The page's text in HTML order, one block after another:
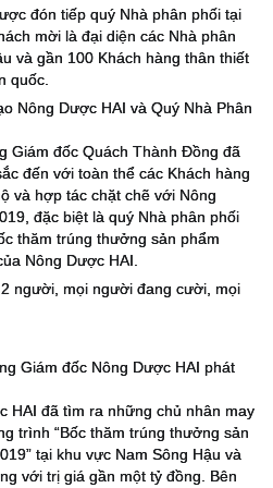
đón tiếp quý Nhà phân phối tại
mời là đại diện các Nhà phân
và gần 100 Khách hàng thân thiết
quốc.
Nông Dược HAI và Quý Nhà Phân
Giám đốc Quách Thành Đồng đã
đến với toàn thể các Khách hàng
và hợp tác chặt chẽ với Nông
đặc biệt là quý Nhà phân phối
thăm trúng thưởng sản phẩm
Nông Dược HAI.
Giám đốc Nông Dược HAI phát
HAI đã tìm ra những chủ nhân may
trình “Bốc thăm trúng thưởng sản
tại khu vực Nam Sông Hậu và
với trị giá gần một tỷ đồng. Bên